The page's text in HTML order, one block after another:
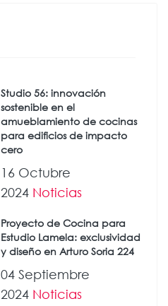
Studio 56: innovación
sostenible en el
amueblamiento de cocinas
para edificios de impacto
cero
16 Octubre
2024 Noticias
Proyecto de Cocina para
Estudio Lamela: exclusividad
y diseño en Arturo Soria 224
04 Septiembre
2024 Noticias